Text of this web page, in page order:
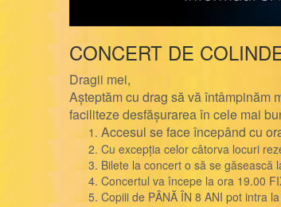
CONCERT DE
Dragii mei,
Așteptăm cu drag să vă întâmpinăm
faciliteze desfășurarea în cele mai
Accesul se face începând cu
Cu excepția celor câtorva locuri
Bilete la concert o să se găsească
Concertul va începe la ora 19.00
Copiii de PÂNĂ ÎN 8 ANI pot intra